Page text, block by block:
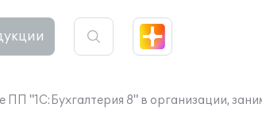
ПП "1С:Бухгалтерия 8" в организации,